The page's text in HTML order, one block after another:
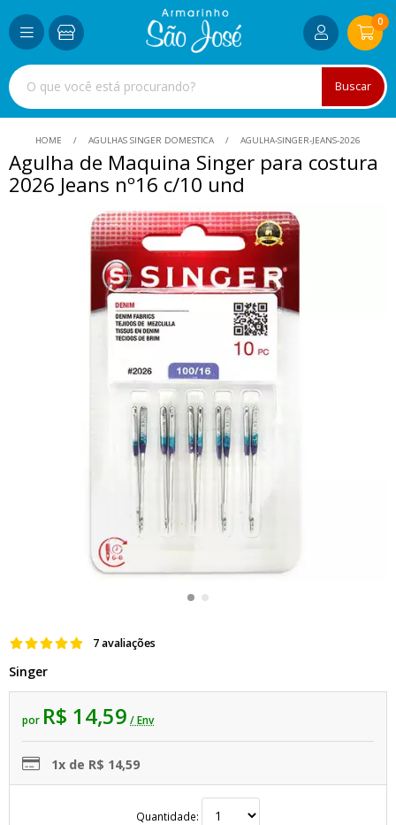
Buscar
0
HOME AGULHAS SINGER DOMESTICA AGULHA-SINGER-JEANS-2026
Agulha de Maquina Singer para costura
2026 Jeans nº16 c/10 und
7 avaliações
Singer
por R$ 14,59 / Env
1x de R$ 14,59
Quantidade: